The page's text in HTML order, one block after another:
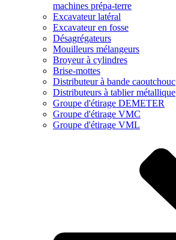
machines prépa-terre
Excavateur latéral
Excavateur en fosse
Désagrégateurs
Mouilleurs mélangeurs
Broyeur à cylindres
Brise-mottes
Distributeur à bande caoutchouc
Distributeurs à tablier métallique
Groupe d'étirage DEMETER
Groupe d'étirage VMC
Groupe d'étirage VML